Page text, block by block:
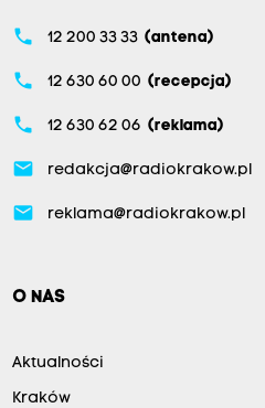
phone 12 200 33 33 (antena)
phone 12 630 60 00 (recepcja)
phone 12 630 62 06 (reklama)
email redakcja@radiokrakow.pl
email reklama@radiokrakow.pl
O NAS
Aktualności
Kraków